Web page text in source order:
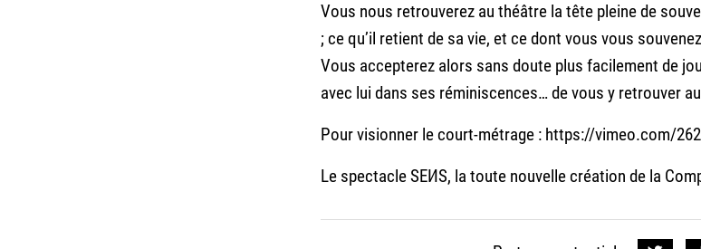
Vous nous retrouverez au théâtre la tête pleine de
; ce qu’il retient de sa vie, et ce dont vous vous
Vous accepterez alors sans doute plus facilement de
avec lui dans ses réminiscences… de vous y retrouver
Pour visionner le court-métrage : https://vimeo.com/
Le spectacle SEИS, la toute nouvelle création de la